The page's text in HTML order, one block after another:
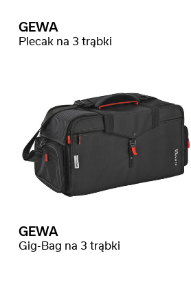
GEWA
Plecak na 3 trąbki
GEWA
Gig-Bag na 3 trąbki